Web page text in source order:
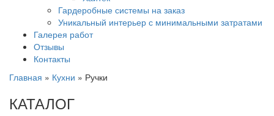
Гардеробные системы на заказ
Уникальный интерьер с минимальными затратами
Галерея работ
Отзывы
Контакты
Главная » Кухни » Ручки
КАТАЛОГ